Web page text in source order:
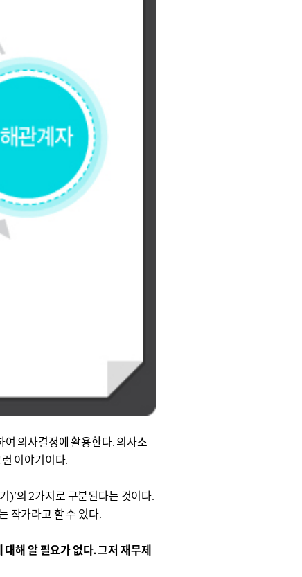
의사결정에 활용한다. 의사소
이야기이다.
)’의 2가지로 구분된다는 것이다.
작가라고 할 수 있다.
해 알 필요가 없다. 그저 재무제